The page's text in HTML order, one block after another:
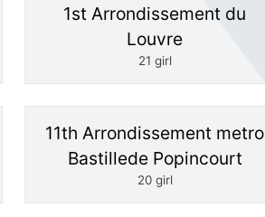
1st Arrondissement du
Louvre
21 girl
11th Arrondissement metro
Bastillede Popincourt
20 girl